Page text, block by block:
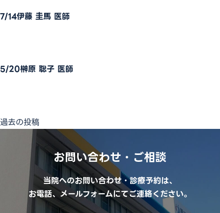
052-212-8981
※診療科によって曜日や時間が異なる場合がございます
7/14伊藤 圭馬 医師
5/20榊原 聡子 医師
投
稿
過去の投稿
お問い合わせ・ご相談
当院へのお問い合わせ・診療予約は、
お電話、メールフォームにてご連絡ください。